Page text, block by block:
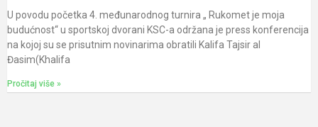
U povodu početka 4. međunarodnog turnira „ Rukomet je moja
budućnost“ u sportskoj dvorani KSC-a održana je press konferencija
na kojoj su se prisutnim novinarima obratili Kalifa Tajsir al
Đasim(Khalifa
Pročitaj više »